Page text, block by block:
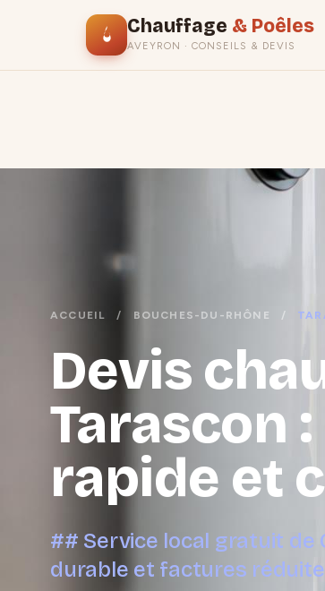
Chauffage & Poêles
AVEYRON · CONSEILS & DEVIS
ACCUEIL / BOUCHES-DU-RHÔNE /
Devis
Tarascon
rapide et
## Service local gratuit de
durable et factures